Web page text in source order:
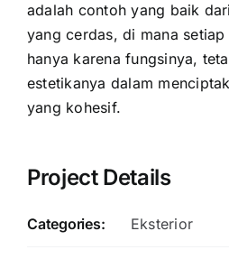
adalah contoh yang baik
yang cerdas, di mana
hanya karena fungsinya,
estetikanya dalam
yang kohesif.
Project Details
Categories: Eksterior